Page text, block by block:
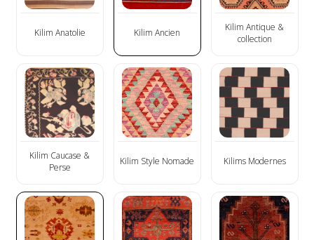
Kilim Anatolie Kilim Ancien
Kilim Antique &
collection
Kilim Caucase &
Perse
Kilim Style Nomade Kilims Modernes